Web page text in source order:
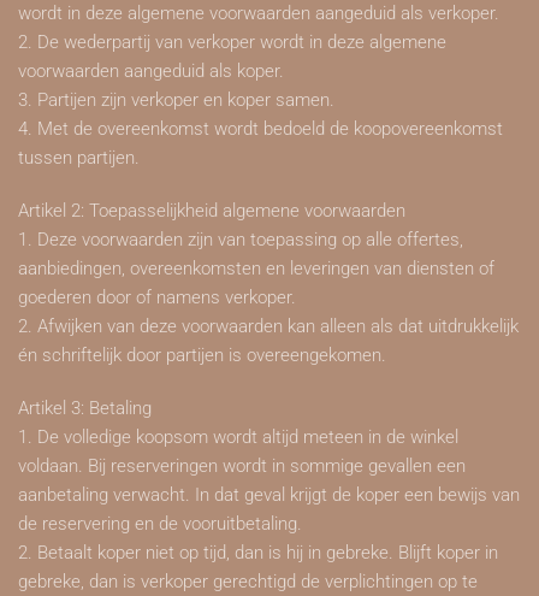
wordt in deze algemene voorwaarden aangeduid als verkoper.
2. De wederpartij van verkoper wordt in deze algemene
voorwaarden aangeduid als koper.
3. Partijen zijn verkoper en koper samen.
4. Met de overeenkomst wordt bedoeld de koopovereenkomst
tussen partijen.
Artikel 2: Toepasselijkheid algemene voorwaarden
1. Deze voorwaarden zijn van toepassing op alle offertes,
aanbiedingen, overeenkomsten en leveringen van diensten of
goederen door of namens verkoper.
2. Afwijken van deze voorwaarden kan alleen als dat uitdrukkelijk
én schriftelijk door partijen is overeengekomen.
Artikel 3: Betaling
1. De volledige koopsom wordt altijd meteen in de winkel
voldaan. Bij reserveringen wordt in sommige gevallen een
aanbetaling verwacht. In dat geval krijgt de koper een bewijs van
de reservering en de vooruitbetaling.
2. Betaalt koper niet op tijd, dan is hij in gebreke. Blijft koper in
gebreke, dan is verkoper gerechtigd de verplichtingen op te